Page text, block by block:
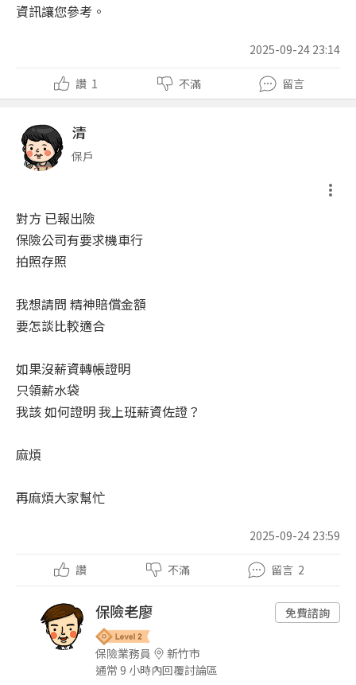
資訊讓您參考。
2025-09-24 23:14
讚 1 不滿 留言
清
保戶
對方 已報出險
保險公司有要求機車行
拍照存照
我想請問 精神賠償金額
要怎談比較適合
如果沒薪資轉帳證明
只領薪水袋
我該 如何證明 我上班薪資佐證？
麻煩
再麻煩大家幫忙
2025-09-24 23:59
讚 不滿 留言 2
保險老廖
保險業務員
新竹市
通常 9 小時內回覆討論區
免費諮詢